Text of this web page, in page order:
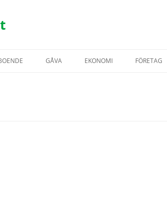
GÅVA EKONOMI FÖRETAG